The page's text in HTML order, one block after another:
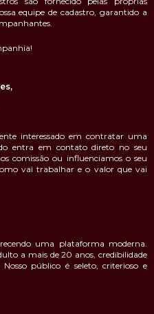
segmento adulto ÁreaVIP Brasil,
as melhores acompanhantes
São Paulo, acompanhantes em
e em muitos outros estados.
e certificação, que garante
cadastros das acompanhantes
de acompanhantes, vídeos de
são fornecido pelas próprias
equipe de cadastro, garantido a
interessado em contratar uma